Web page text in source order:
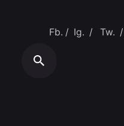
Fb. / Ig. / Tw. /